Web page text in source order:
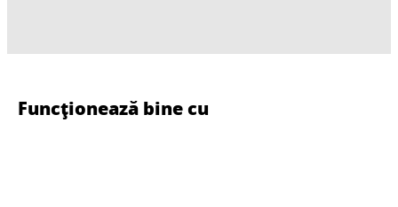
Funcționează bine cu